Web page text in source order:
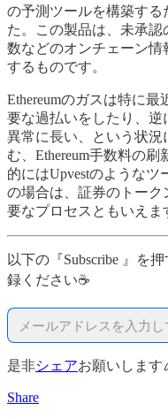
の予測ツールを構築する
た。この製品は、未承
数などのオンチェーン
するものです。
Ethereumのガスは特に
要な過払いをしたり、
異常に長い、という状況
む、Ethereum手数料の
的にはUpvestのようなツ
の場合は、証券のトー
要なプロセスともいえま
以下の『Subscribe 』を
録ください☕
是非シェアお願いします
Share